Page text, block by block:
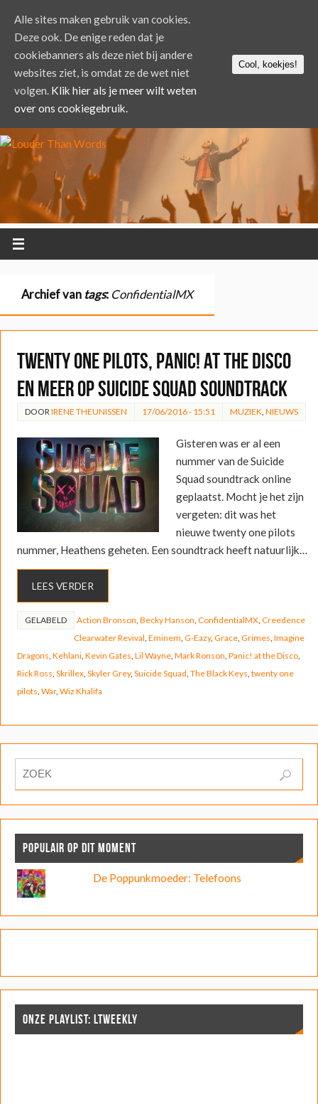
Archief van tags: ConfidentialMX
twenty one pilots, Panic! at the Disco
en meer op Suicide Squad soundtrack
DOOR IRENE THEUNISSEN 17/06/2016 - 15:51 MUZIEK NIEUWS
Gisteren was er al een
nummer van de Suicide
Squad soundtrack online
geplaatst. Mocht je het zijn
vergeten: dit was het
nieuwe twenty one pilots
nummer, Heathens geheten. Een soundtrack heeft natuurlijk…
LEES VERDER
GELABELD Action Bronson Becky Hanson ConfidentialMX, Creedence
Clearwater Revival Eminem G-Eazy, Grace, Grimes Imagine
Dragons Kehlani, Kevin Gates Lil Wayne, Mark Ronson Panic! at the Disco,
Rick Ross Skrillex, Skyler Grey, Suicide Squad The Black Keys twenty one
pilots War, Wiz Khalifa
POPULAIR OP DIT MOMENT
De Poppunkmoeder: Telefoons
ONZE PLAYLIST: LTWEEKLY
Alle sites maken gebruik van cookies.
Deze ook. De enige reden dat je
cookiebanners als deze niet bij andere
websites ziet, is omdat ze de wet niet
volgen. Klik hier als je meer wilt weten
over ons cookiegebruik.
Cool, koekjes!